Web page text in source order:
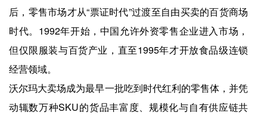
后，零售市场才从“票证时代”过渡至自由买卖的百货商场
时代。1992年开始，中国允许外资零售企业进入市场，
但仅限服装与百货产业，直至1995年才开放食品级连锁
经营领域。
沃尔玛大卖场成为最早一批吃到时代红利的零售体，并凭
动辄数万种SKU的货品丰富度、规模化与自有供应链共